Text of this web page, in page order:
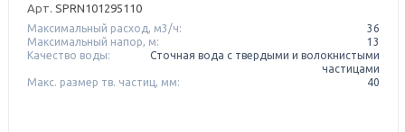
Арт. SPRN101295110
Максимальный расход, м3/ч:
36
Максимальный напор, м:
13
Качество воды:
Сточная вода с твердыми и волокнистыми
частицами
Макс. размер тв. частиц, мм:
40